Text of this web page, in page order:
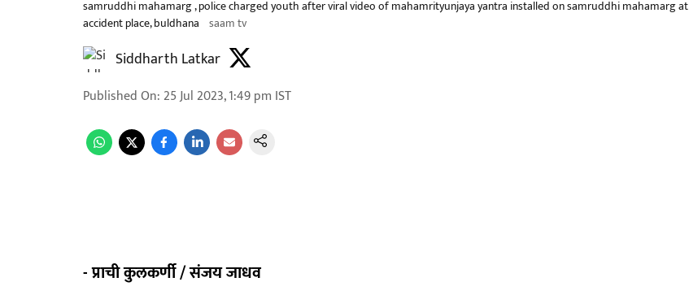
samruddhi mahamarg , police charged youth after viral video of mahamrityunjaya yantra installed on samruddhi mahamarg at
accident place, buldhana saam tv
Siddharth Latkar
Published On: 25 Jul 2023, 1:49 pm IST
- प्राची कुलकर्णी / संजय जाधव